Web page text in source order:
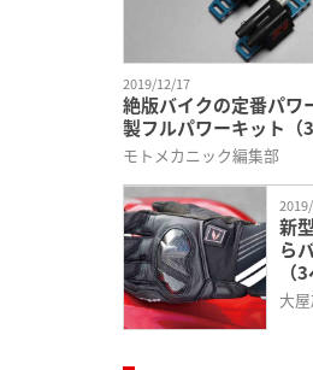
2019/12/17
絶版バイクの定番パワ
製フルパワーキット（3
モトメカニック編集部
新
ら
（
大